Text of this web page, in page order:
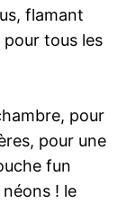
flamant
tous les
pour
pour une
fun
! le